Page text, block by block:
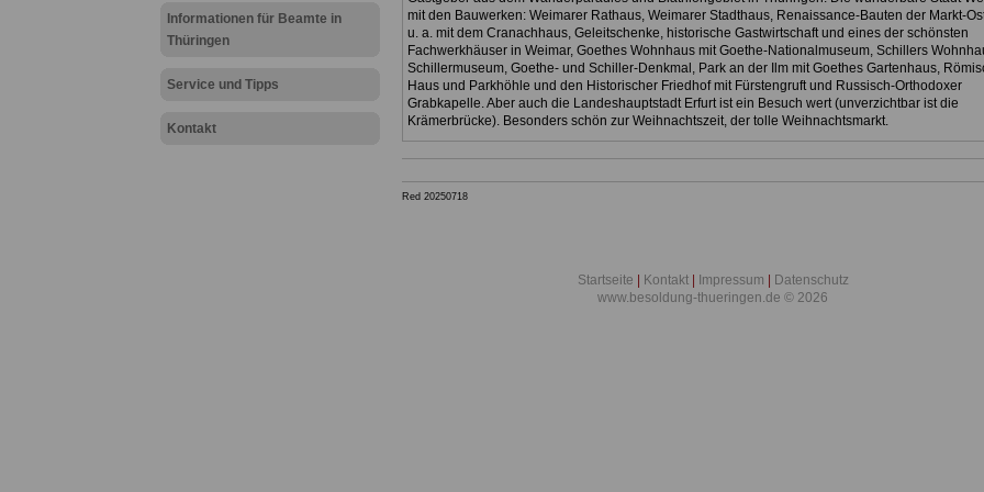
Informationen für Beamte in
Thüringen
Service und Tipps
Kontakt
mit den Bauwerken: Weimarer Rathaus, Weimarer Stadthaus, Renaissance-Bauten der Markt-
u. a. mit dem Cranachhaus, Geleitschenke, historische Gastwirtschaft und eines der schönsten
Fachwerkhäuser in Weimar, Goethes Wohnhaus mit Goethe-Nationalmuseum, Schillers
Schillermuseum, Goethe- und Schiller-Denkmal, Park an der Ilm mit Goethes Gartenhaus,
Haus und Parkhöhle und den Historischer Friedhof mit Fürstengruft und Russisch-Orthodoxer
Grabkapelle. Aber auch die Landeshauptstadt Erfurt ist ein Besuch wert (unverzichtbar ist die
Krämerbrücke). Besonders schön zur Weihnachtszeit, der tolle Weihnachtsmarkt.
Red 20250718
Startseite Kontakt Impressum
Datenschutz
www.besoldung-thueringen.de © 2026